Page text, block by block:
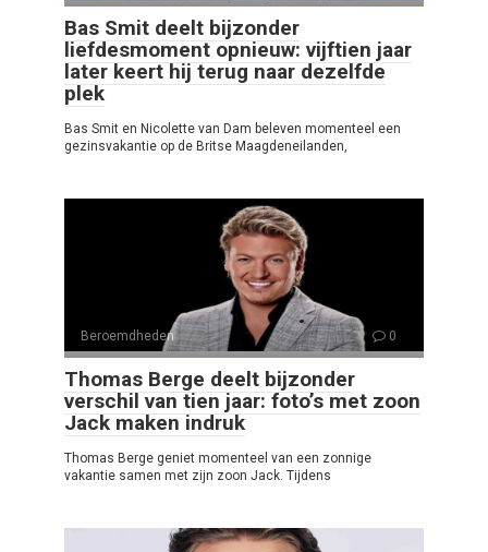
Bas Smit deelt bijzonder
liefdesmoment opnieuw: vijftien jaar
later keert hij terug naar dezelfde
plek
Bas Smit en Nicolette van Dam beleven momenteel een
gezinsvakantie op de Britse Maagdeneilanden,
Beroemdheden 0
Thomas Berge deelt bijzonder
verschil van tien jaar: foto’s met zoon
Jack maken indruk
Thomas Berge geniet momenteel van een zonnige
vakantie samen met zijn zoon Jack. Tijdens